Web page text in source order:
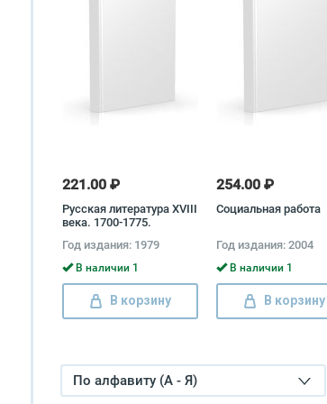
221.00 ₽
Русская литература XVIII
века. 1700-1775.
Год издания: 1979
В наличии 1
В корзину
254.00 ₽
Социальная работа
Год издания: 2004
В наличии 1
В корзину
По алфавиту (А - Я)